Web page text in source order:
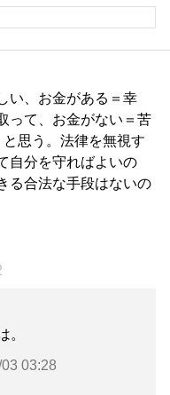
い、お金がある＝幸
って、お金がない＝苦
思う。法律を無視す
自分を守ればよいの
る合法な手段はないの
。
03:28